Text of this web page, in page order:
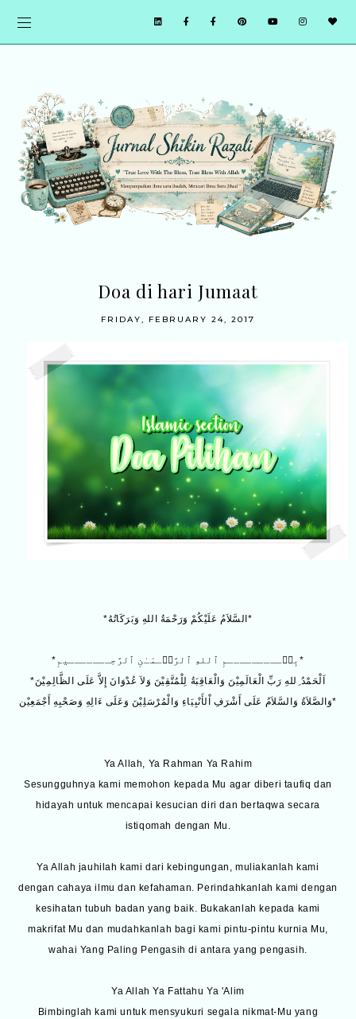
Doa di hari Jumaat
FRIDAY, FEBRUARY 24, 2017
*السَّلاَمُ عَلَيْكُمْ وَرَحْمَةُ اللهِ وَبَرَكَاتُهُ*
*بِسۡـــــــــمِ ٱللهِ ٱلرَّحۡـمَـٰنِ ٱلرَّحِـــــــيمِ*
*اَلْحَمْدُ ِللهِ رَبِّ الْعَالَمِيْنَ وَالْعَاقِبَةُ لِلْمُتَّقِيْنَ وَلاَ عُدْوَانَ إِلاَّ عَلَى الظَّالِمِيْنَ
وَالصَّلاَةُ وَالسَّلاَمُ عَلَى أَشْرَفِ اْلأَنْبِيَاءِ وَالْمُرْسَلِيْنَ وَعَلَى ءَالِهِ وَصَحْبِهِ أَجْمَعِيْن*
Ya Allah, Ya Rahman Ya Rahim
Sesungguhnya kami memohon kepada Mu agar diberi taufiq dan
hidayah untuk mencapai kesucian diri dan bertaqwa secara
istiqomah dengan Mu.
Ya Allah jauhilah kami dari kebingungan, muliakanlah kami
dengan cahaya ilmu dan kefahaman. Perindahkanlah kami dengan
kesihatan tubuh badan yang baik. Bukakanlah kepada kami
makrifat Mu dan mudahkanlah bagi kami pintu-pintu kurnia Mu,
wahai Yang Paling Pengasih di antara yang pengasih.
Ya Allah Ya Fattahu Ya 'Alim
Bimbinglah kami untuk mensyukuri segala nikmat-Mu yang